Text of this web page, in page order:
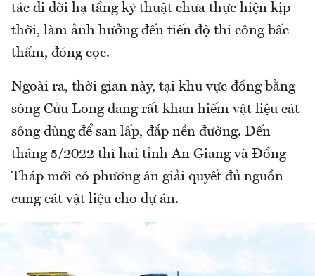
tác di dời hạ tầng kỹ thuật chưa thực hiện kịp
thời, làm ảnh hưởng đến tiến độ thi công bấc
thấm, đóng cọc.
Ngoài ra, thời gian này, tại khu vực đồng bằng
sông Cửu Long đang rất khan hiếm vật liệu cát
sông dùng để san lấp, đắp nền đường. Đến
tháng 5/2022 thì hai tỉnh An Giang và Đồng
Tháp mới có phương án giải quyết đủ nguồn
cung cát vật liệu cho dự án.